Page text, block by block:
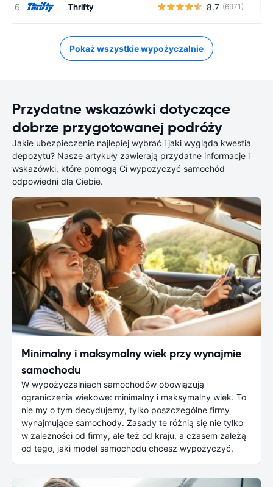
Thrifty 8.7 (6971)
Pokaż wszystkie wypożyczalnie
Przydatne wskazówki dotyczące
dobrze przygotowanej podróży
Jakie ubezpieczenie najlepiej wybrać i jaki wygląda kwestia
depozytu? Nasze artykuły zawierają przydatne informacje i
wskazówki, które pomogą Ci wypożyczyć samochód
odpowiedni dla Ciebie.
Minimalny i maksymalny wiek przy wynajmie
samochodu
W wypożyczalniach samochodów obowiązują
ograniczenia wiekowe: minimalny i maksymalny wiek. To
nie my o tym decydujemy, tylko poszczególne firmy
wynajmujące samochody. Zasady te różnią się nie tylko
w zależności od firmy, ale też od kraju, a czasem zależą
od tego, jaki model samochodu chcesz wypożyczyć.